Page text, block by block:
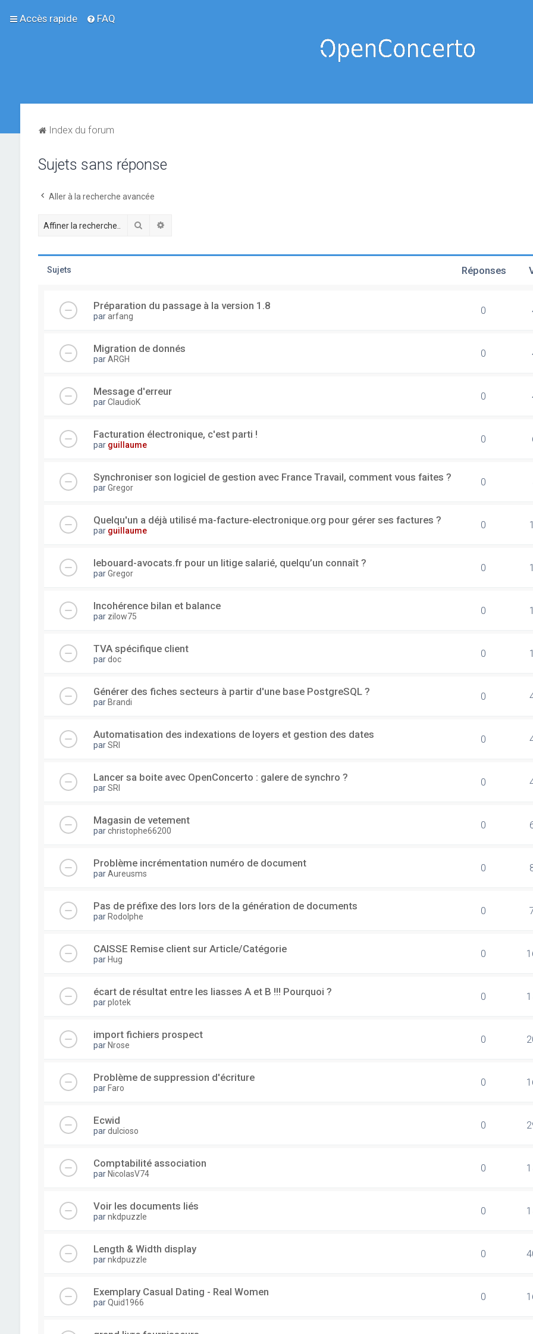
Accès rapide FAQ
Index du forum
Sujets sans réponse
Aller à la recherche avancée
Rechercher
Sujets Réponses
Préparation du passage à la version 1.8
pararfang 0
Migration de donnés
parARGH 0
Message d'erreur
parClaudioK 0
Facturation électronique, c'est parti !
par guillaume 0
Synchroniser son logiciel de gestion avec France Travail, comment vous faites ?
parGregor 0
Quelqu'un a déjà utilisé ma-facture-electronique.org pour gérer ses factures ?
par guillaume 0
lebouard-avocats.fr pour un litige salarié, quelqu’un connaît ?
parGregor 0
Incohérence bilan et balance
par zilow75 0
TVA spécifique client
pardoc 0
Générer des fiches secteurs à partir d'une base PostgreSQL ?
par Brandi 0
Automatisation des indexations de loyers et gestion des dates
parSRI 0
Lancer sa boite avec OpenConcerto : galere de synchro ?
parSRI 0
Magasin de vetement
parchristophe66200 0
Problème incrémentation numéro de document
parAureusms 0
Pas de préfixe des lors lors de la génération de documents
par Rodolphe 0
CAISSE Remise client sur Article/Catégorie
par Hug 0
écart de résultat entre les liasses A et B !!! Pourquoi ?
parplotek 0
import fichiers prospect
par Nrose 0
Problème de suppression d'écriture
par Faro 0
Ecwid
pardulcioso 0
Comptabilité association
par NicolasV74 0
Voir les documents liés
parnkdpuzzle 0
Length & Width display
parnkdpuzzle 0
Exemplary Сasual Dating - Real Women
parQuid1966 0